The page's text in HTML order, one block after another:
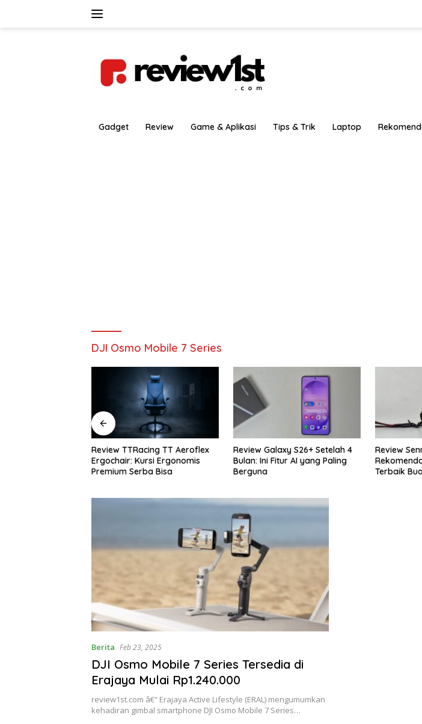
Gadget Review Game & Aplikasi Tips & Trik Laptop
DJI Osmo Mobile 7 Series
Review TTRacing TT Aeroflex
Ergochair: Kursi Ergonomis
Premium Serba Bisa
Review Galaxy S26+ Setelah 4
Bulan: Ini Fitur AI yang Paling
Berguna
Review
Terbaik
Berita Feb 23, 2025
DJI Osmo Mobile 7 Series Tersedia di
Erajaya Mulai Rp1.240.000
review1st.com â€“ Erajaya Active Lifestyle (ERAL) mengumumkan
kehadiran gimbal smartphone DJI Osmo Mobile 7 Series…